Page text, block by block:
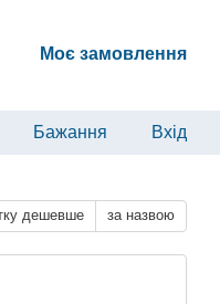
Моє замовлення
Бажання Вхід
дешевше за назвою